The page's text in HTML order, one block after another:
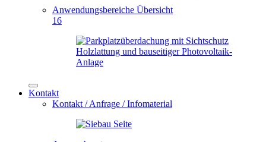
Anwendungsbereiche Übersicht
16
Kontakt
Kontakt / Anfrage / Infomaterial